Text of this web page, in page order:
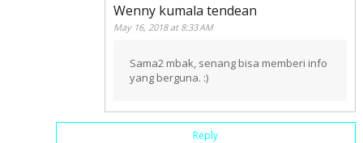
Wenny kumala tendean
May 16, 2018 at 8:33 AM
Sama2 mbak, senang bisa memberi info
yang berguna. :)
Reply